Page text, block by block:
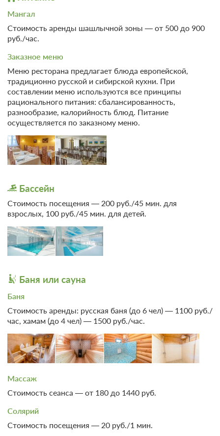
4 фото
Люкс №17, №21 (корпус №2)
Ванная комната в номере
Проживание с питанием
В стоимость входит:
трехразовое питание по заказному меню
ЗА НОЧЬ ДЛЯ 1 ГОСТЯ
Оздоровительная программа
Подробнее
В стоимость входит:
лечение, трехразовое питание по заказному меню
5 810
Парковка
Автостоянка / Парковка
Детям
Прокат
Весельные лодки
Велосипеды
Ролики
Отдых
SPA / Лечебные процедуры
Баня
Местоположение
Мангал
Стоимость аренды шашлычной зоны — от 500 до 900
руб./час.
Заказное меню
Меню ресторана предлагает блюда европейской,
традиционно русской и сибирской кухни. При
составлении меню используются все принципы
рационального питания: сбалансированность,
разнообразие, калорийность блюд. Питание
осуществляется по заказному меню.
Бассейн
Стоимость посещения — 200 руб./45 мин. для
взрослых, 100 руб./45 мин. для детей.
Баня или сауна
Баня
Стоимость аренды: русская баня (до 6 чел) — 1100 руб./
час, хамам (до 4 чел) — 1500 руб./час.
Массаж
Стоимость сеанса — от 180 до 1440 руб.
Солярий
Стоимость посещения — 20 руб./1 мин.